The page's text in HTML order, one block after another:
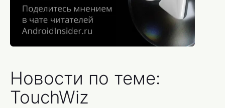
Новости по теме:
TouchWiz